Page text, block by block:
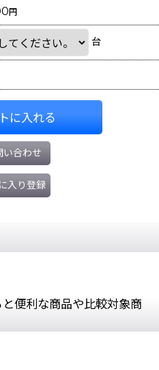
円
台
に入れる
い合わせ
入り登録
便利な商品や比較対象商